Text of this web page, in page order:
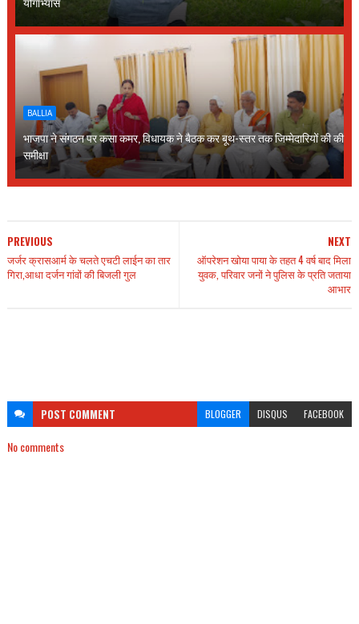
BALLIA
भाजपा ने संगठन पर कसा कमर, विधायक ने बैठक कर बूथ-स्तर तक जिम्मेदारियों की की
समीक्षा
NEXT
ऑपरेशन खोया पाया के तहत 4 वर्ष बाद मिला
युवक, परिवार जनों ने पुलिस के प्रति जताया
आभार
PREVIOUS
जर्जर क्रासआर्म के चलते एचटी लाईन का तार
गिरा,आधा दर्जन गांवों की बिजली गुल
POST COMMENT BLOGGER DISQUS FACEBOOK
No comments